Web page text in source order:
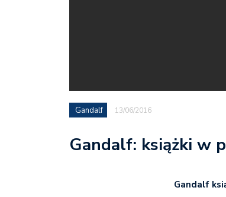
Gandalf 13/06/2016
Gandalf: książki w
Gandalf